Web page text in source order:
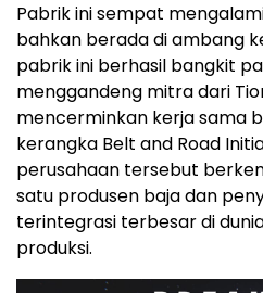
Pabrik ini sempat
bahkan berada di ambang
pabrik ini berhasil bangkit
menggandeng mitra dari
mencerminkan kerja sama
kerangka Belt and Road
perusahaan tersebut
satu produsen baja dan
terintegrasi terbesar di
produksi.